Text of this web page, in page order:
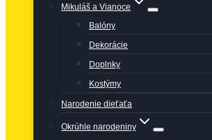
Mikuláš a Vianoce
Balóny
Dekorácie
Doplnky
Kostýmy
Narodenie dieťaťa
Okrúhle narodeniny